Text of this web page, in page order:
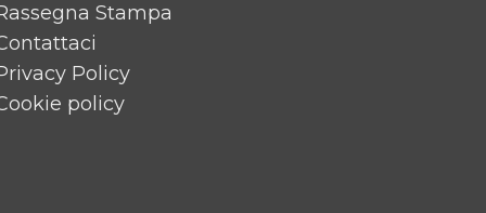
Stampa
Policy
policy